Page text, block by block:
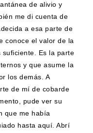
de alivio y
me di cuenta de
a esa parte de
conoce el valor de la
suficiente. Es la parte
y que asume la
los demás. A
de mí de cobarde
pude ver su
que me había
hasta aquí. Abrí